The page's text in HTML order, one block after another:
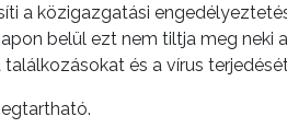
a közigazgatási
belül ezt nem tiltja meg neki
és a vírus